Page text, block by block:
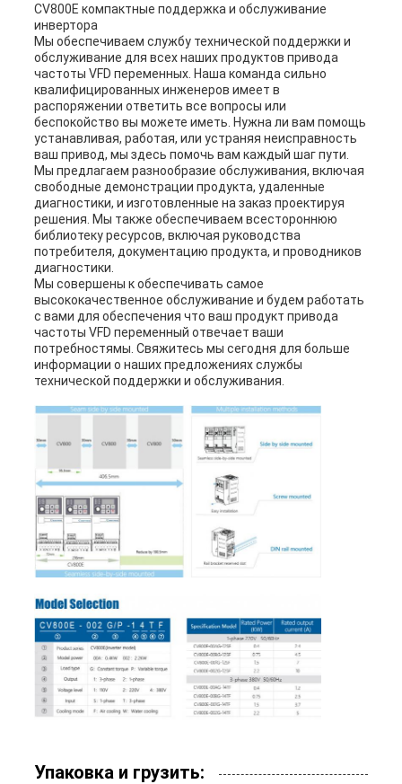
CV800E компактные поддержка и обслуживание
инвертора
Мы обеспечиваем службу технической поддержки и
обслуживание для всех наших продуктов привода
частоты VFD переменных. Наша команда сильно
квалифицированных инженеров имеет в
распоряжении ответить все вопросы или
беспокойство вы можете иметь. Нужна ли вам помощь
устанавливая, работая, или устраняя неисправность
ваш привод, мы здесь помочь вам каждый шаг пути.
Мы предлагаем разнообразие обслуживания, включая
свободные демонстрации продукта, удаленные
диагностики, и изготовленные на заказ проектируя
решения. Мы также обеспечиваем всестороннюю
библиотеку ресурсов, включая руководства
потребителя, документацию продукта, и проводников
диагностики.
Мы совершены к обеспечивать самое
высококачественное обслуживание и будем работать
с вами для обеспечения что ваш продукт привода
частоты VFD переменный отвечает ваши
потребностямы. Свяжитесь мы сегодня для больше
информации о наших предложениях службы
технической поддержки и обслуживания.
Упаковка и грузить: